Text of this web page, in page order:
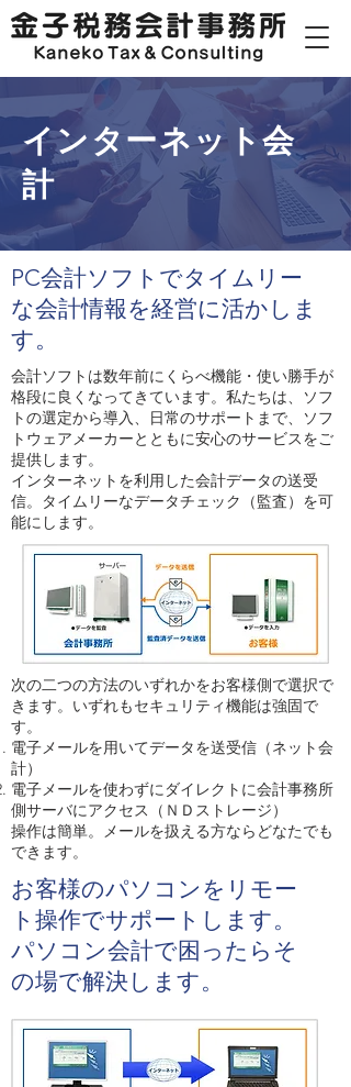
​インターネット会
計
​PC会計ソフトでタイムリー
な会計情報を経営に活かしま
す。
会計ソフトは数年前にくらべ機能・使い勝手が
格段に良くなってきています。私たちは、ソフ
トの選定から導入、日常のサポートまで、ソフ
トウェアメーカーとともに安心のサービスをご
提供します。
インターネットを利用した会計データの送受
信。タイムリーなデータチェック（監査）を可
能にします。
次の二つの方法のいずれかをお客様側で選択で
きます。いずれもセキュリティ機能は強固で
す。
電子メールを用いてデータを送受信（ネット会
計）
電子メールを使わずにダイレクトに会計事務所
側サーバにアクセス（ＮＤストレージ）
操作は簡単。メールを扱える方ならどなたでも
できます。
お客様のパソコンをリモー
ト操作でサポートします。
​パソコン会計で困ったらそ
の場で解決します。